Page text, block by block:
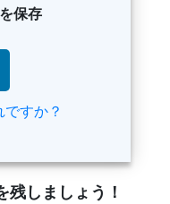
保存
すか？
残しましょう！